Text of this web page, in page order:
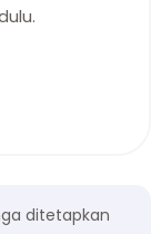
ditetapkan